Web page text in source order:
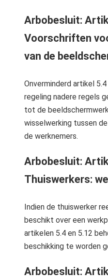
Arbobesluit:
Voorschriften
van de
Onverminderd artikel
regeling nadere regels
tot de
wisselwerking tussen
de werknemers.
Arbobesluit:
Thuiswerkers:
Indien de thuiswerker
beschikt over een
artikelen 5.4 en 5.12
beschikking te worden
Arbobesluit: